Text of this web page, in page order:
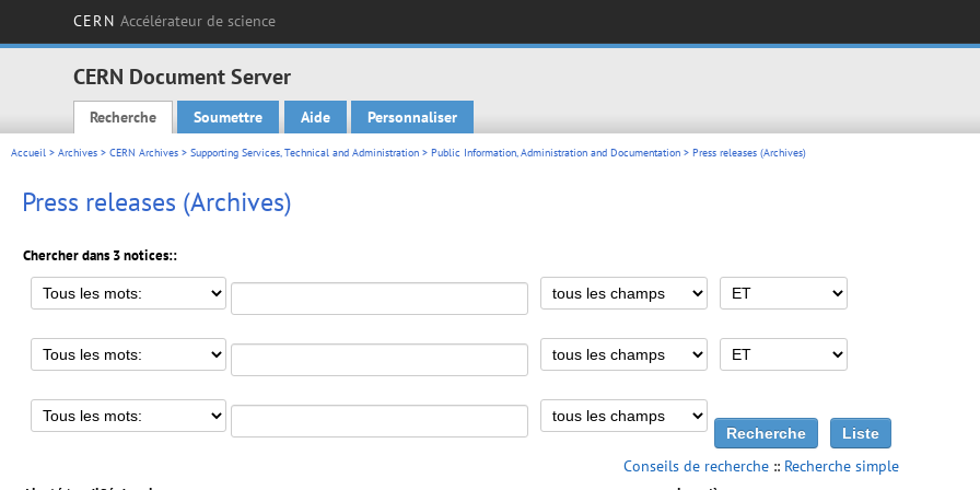
CERN Accélérateur de science
CERN Document Server
Main menu
Recherche Soumettre Aide Personnaliser
Accueil > Archives > CERN Archives > Supporting Services, Technical and Administration > Public Information, Administration and Documentation > Press releases (Archives)
Press releases (Archives)
Chercher dans 3 notices::
Conseils de recherche :: Recherche simple